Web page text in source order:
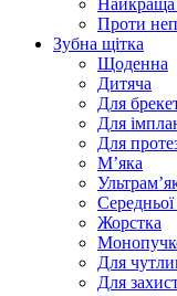
Найкраща
Проти
Зубна щітка
Щоденна
Дитяча
Для
Для
Для
Мʼяка
Середньої
Жорстка
Для
Для